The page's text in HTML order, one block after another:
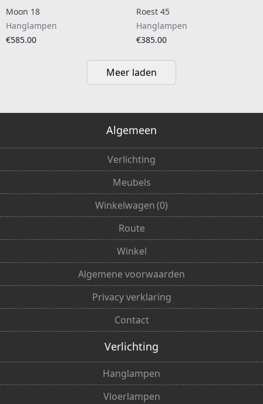
Moon 18
Hanglampen
€585.00
Roest 45
Hanglampen
€385.00
Meer laden
Algemeen
Verlichting
Meubels
Winkelwagen(0)
Route
Winkel
Algemene voorwaarden
Privacy verklaring
Contact
Verlichting
Hanglampen
Vloerlampen